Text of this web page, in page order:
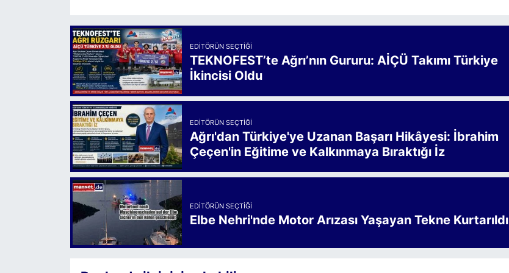
EDITÖRÜN SEÇTIĞI
TEKNOFEST’te Ağrı’nın Gururu: AİÇÜ Takımı Türkiye
İkincisi Oldu
EDITÖRÜN SEÇTIĞI
Ağrı'dan Türkiye'ye Uzanan Başarı Hikâyesi: İbrahim
Çeçen'in Eğitime ve Kalkınmaya Bıraktığı İz
EDITÖRÜN SEÇTIĞI
Elbe Nehri'nde Motor Arızası Yaşayan Tekne Kurtarıldı